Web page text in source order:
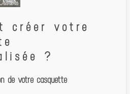
créer votre
?
de votre casquette